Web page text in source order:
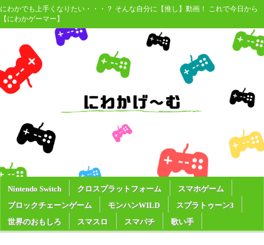
にわかでも上手くなりたい・・・？ そんな自分に【推し】動画！ これで今日から
【にわかゲーマー】
Nintendo Switch クロスプラットフォーム
スマホゲーム
ブロックチェーンゲーム
モンハンWILD
スプラトゥーン3
世界のおもしろ
スマスロ スマパチ 歌い手